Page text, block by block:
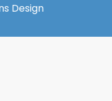
Design